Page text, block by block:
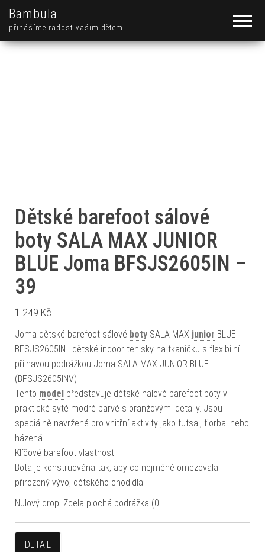
Bambula
přinášíme radost vašim dětem
Dětské barefoot sálové
boty SALA MAX JUNIOR
BLUE Joma BFSJS2605IN –
39
1 249 Kč
Joma dětské barefoot sálové boty SALA MAX junior BLUE
BFSJS2605IN | dětské indoor tenisky na tkaničku s flexibilní
přilnavou podrážkou Joma SALA MAX JUNIOR BLUE
(BFSJS2605INV)
Tento model představuje dětské halové barefoot boty v
praktické sytě modré barvě s oranžovými detaily. Jsou
speciálně navržené pro vnitřní aktivity jako futsal, florbal nebo
házená.
Klíčové barefoot vlastnosti
Bota je konstruována tak, aby co nejméně omezovala
přirozený vývoj dětského chodidla:
Nulový drop: Zcela plochá podrážka (0…
DETAIL